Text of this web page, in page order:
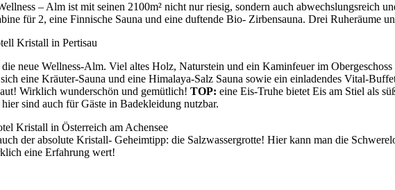
– Alm ist mit seinen 2100m² nicht nur riesig, sondern auch abwechslungsreich
für 2, eine Finnische Sauna und eine duftende Bio- Zirbensauna. Drei Ruheräume
neue Wellness-Alm. Viel altes Holz, Naturstein und ein Kaminfeuer im
eine Kräuter-Sauna und eine Himalaya-Salz Sauna sowie ein einladendes Vital-
Wirklich wunderschön und gemütlich! TOP: eine Eis-Truhe bietet Eis am Stiel als
sind auch für Gäste in Badekleidung nutzbar.
der absolute Kristall- Geheimtipp: die Salzwassergrotte! Hier kann man die
eine Erfahrung wert!